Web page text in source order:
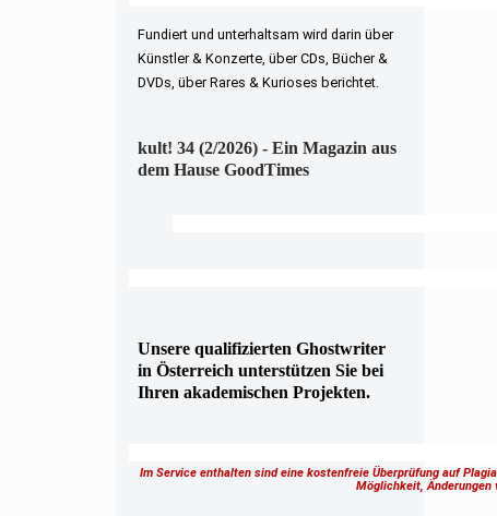
Fundiert und unterhaltsam wird darin über
Künstler & Konzerte, über CDs, Bücher &
DVDs, über Rares & Kurioses berichtet.
kult! 34 (2/2026) - Ein Magazin aus
dem Hause GoodTimes
Unsere qualifizierten Ghostwriter
in Österreich unterstützen Sie bei
Ihren akademischen Projekten.
Im Service enthalten sind eine kostenfreie Überprüfung auf
Möglichkeit,